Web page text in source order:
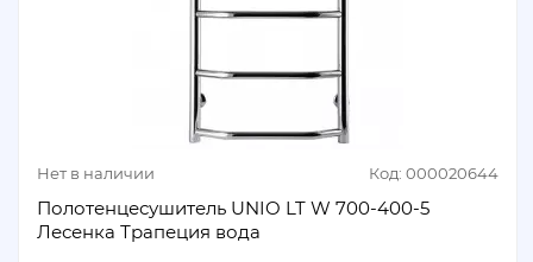
Нет в наличии Код: 000020644
Полотенцесушитель UNIO LT W 700-400-5
Лесенка Трапеция вода